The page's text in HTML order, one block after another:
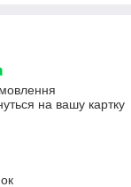
на вашу картку